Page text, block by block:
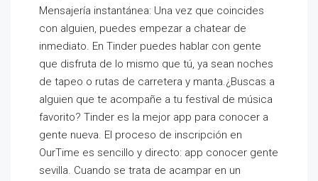
Mensajería instantánea: Una vez que coincides
con alguien, puedes empezar a chatear de
inmediato. En Tinder puedes hablar con gente
que disfruta de lo mismo que tú, ya sean noches
de tapeo o rutas de carretera y manta.¿Buscas a
alguien que te acompañe a tu festival de música
favorito? Tinder es la mejor app para conocer a
gente nueva. El proceso de inscripción en
OurTime es sencillo y directo: app conocer gente
sevilla. Cuando se trata de acampar en un